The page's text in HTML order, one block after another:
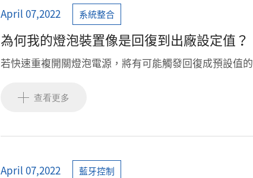
April 07,2022 系統整合
為何我的燈泡裝置像是回復到出廠設定值？
若快速重複開關燈泡電源，將有可能觸發回復成預設值
查看更多
April 07,2022 藍牙控制